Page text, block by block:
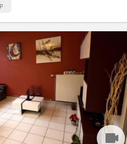
KV 1926
au calme, non loin de la gare, près
de la faculté d'agronomie vous
un bureau dans une chambre avec
spacieuse. Cuisine ouverte donnant
Touts deux moderne et très...